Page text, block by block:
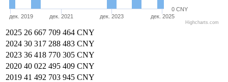
дек. 2019 дек. 2021 дек. 2023 дек. 2025
0 CNY
Highcharts.com
2025 26 667 709 464 CNY
2024 30 317 288 483 CNY
2023 36 418 770 305 CNY
2020 40 022 495 409 CNY
2019 41 492 703 945 CNY